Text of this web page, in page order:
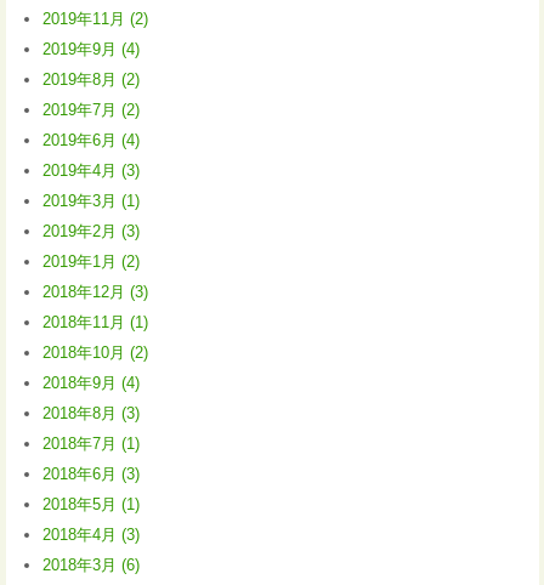
2019年11月 (2)
2019年9月 (4)
2019年8月 (2)
2019年7月 (2)
2019年6月 (4)
2019年4月 (3)
2019年3月 (1)
2019年2月 (3)
2019年1月 (2)
2018年12月 (3)
2018年11月 (1)
2018年10月 (2)
2018年9月 (4)
2018年8月 (3)
2018年7月 (1)
2018年6月 (3)
2018年5月 (1)
2018年4月 (3)
2018年3月 (6)